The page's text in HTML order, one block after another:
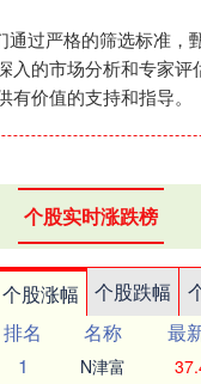
过严格的筛选标准，
的市场分析和专家
价值的支持和指导。
个股实时涨跌榜
个股涨幅 个股跌幅
排名
名称 最
1
N津富